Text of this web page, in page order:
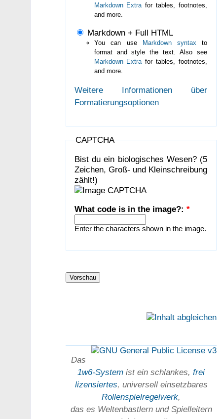
Markdown Extra for tables, footnotes,
and more.
Markdown + Full HTML
You can use Markdown syntax to
format and style the text. Also see
Markdown Extra for tables, footnotes,
and more.
Weitere Informationen über
Formatierungsoptionen
CAPTCHA
Bist du ein biologisches Wesen? (5
Zeichen, Groß- und Kleinschreibung
zählt!)
What code is in the image?:*
Enter the characters shown in the image.
Das
1w6-System ist ein schlankes,frei
lizensiertes, universell einsetz­bares
Rollen­spielregel­werk,
das es Welten­bastlern und Spiel­leitern